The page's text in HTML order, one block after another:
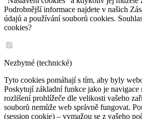
Podrobnější informace najdete v našich
údajů a používání souborů cookies.
cookies?
Nezbytné (technické)
Tyto cookies pomáhají s tím, aby byly
Poskytují základní funkce jako je navigace
rozlišení prohlížeče dle velikosti vašeho
souborů nemůže web správně fungovat.
(session cookie) – vymažou se z vašeho